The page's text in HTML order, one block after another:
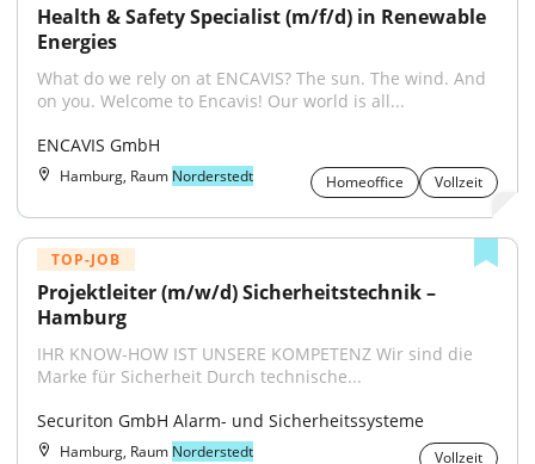
Health & Safety Specialist (m/f/d) in Renewable
Energies
What do we rely on at ENCAVIS? The sun. The wind. And
on you. Welcome to Encavis! Our world is all...
ENCAVIS GmbH
Hamburg, Raum Norderstedt Homeoffice Vollzeit
TOP-JOB
Projektleiter (m/w/d) Sicherheitstechnik –
Hamburg
IHR KNOW-HOW IST UNSERE KOMPETENZ Wir sind die
Marke für Sicherheit Durch technische...
Securiton GmbH Alarm- und Sicherheitssysteme
Hamburg, Raum Norderstedt Vollzeit